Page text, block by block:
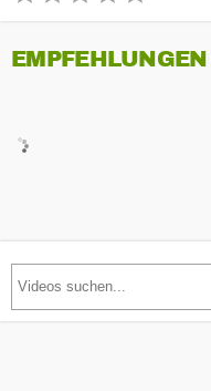
EMPFEHLUNGEN